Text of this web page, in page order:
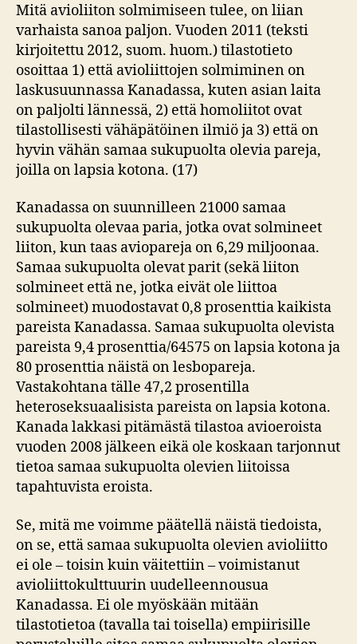
Mitä avioliiton solmimiseen tulee, on liian
varhaista sanoa paljon. Vuoden 2011 (teksti
kirjoitettu 2012, suom. huom.) tilastotieto
osoittaa 1) että avioliittojen solmiminen on
laskusuunnassa Kanadassa, kuten asian laita
on paljolti lännessä, 2) että homoliitot ovat
tilastollisesti vähäpätöinen ilmiö ja 3) että on
hyvin vähän samaa sukupuolta olevia pareja,
joilla on lapsia kotona. (17)
Kanadassa on suunnilleen 21000 samaa
sukupuolta olevaa paria, jotka ovat solmineet
liiton, kun taas aviopareja on 6,29 miljoonaa.
Samaa sukupuolta olevat parit (sekä liiton
solmineet että ne, jotka eivät ole liittoa
solmineet) muodostavat 0,8 prosenttia kaikista
pareista Kanadassa. Samaa sukupuolta olevista
pareista 9,4 prosenttia/64575 on lapsia kotona ja
80 prosenttia näistä on lesbopareja.
Vastakohtana tälle 47,2 prosentilla
heteroseksuaalisista pareista on lapsia kotona.
Kanada lakkasi pitämästä tilastoa avioeroista
vuoden 2008 jälkeen eikä ole koskaan tarjonnut
tietoa samaa sukupuolta olevien liitoissa
tapahtuvista eroista.
Se, mitä me voimme päätellä näistä tiedoista,
on se, että samaa sukupuolta olevien avioliitto
ei ole – toisin kuin väitettiin – voimistanut
avioliittokulttuurin uudelleennousua
Kanadassa. Ei ole myöskään mitään
tilastotietoa (tavalla tai toisella) empiirisille